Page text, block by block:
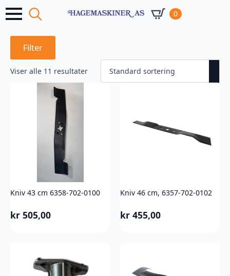
for:
0
Filter
Viser alle 11 resultater
Kniv 43 cm 6358-702-0100
kr 505,00
Kniv 46 cm, 6357-702-0102
kr 455,00